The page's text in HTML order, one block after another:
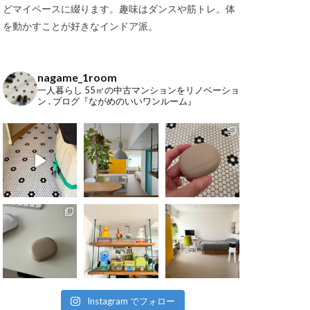
どマイペースに綴ります。趣味はダンスや筋トレ。体
を動かすことが好きなインドア派。
nagame_1room
一人暮らし 55㎡の中古マンションをリノベーショ
ン . ブログ『ながめのいいワンルーム』
Instagram でフォロー